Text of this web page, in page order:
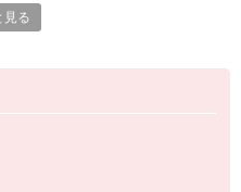
理未経験、調理に自信のない方
見る